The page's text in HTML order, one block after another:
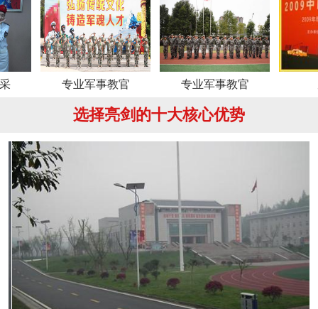
专业军事教官 专业军事教官
选择亮剑的十大核心优势